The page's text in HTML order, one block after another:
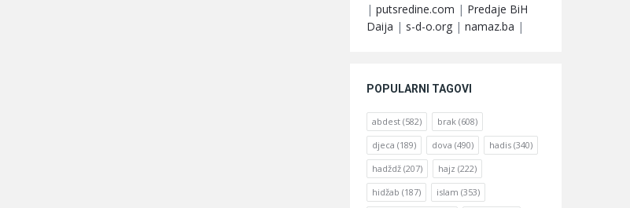
| putsredine.com | Predaje BiH
Daija | s-d-o.org | namaz.ba |
POPULARNI TAGOVI
abdest (582) brak (608)
djeca (189) dova (490) hadis (340)
hadždž (207) hajz (222)
hidžab (187) islam (353)